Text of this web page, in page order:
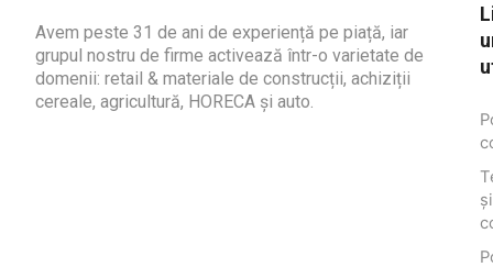
Avem peste 31 de ani de experiență pe piață, iar
grupul nostru de firme activează într-o varietate de
domenii: retail & materiale de construcții, achiziții
cereale, agricultură, HORECA și auto.
și